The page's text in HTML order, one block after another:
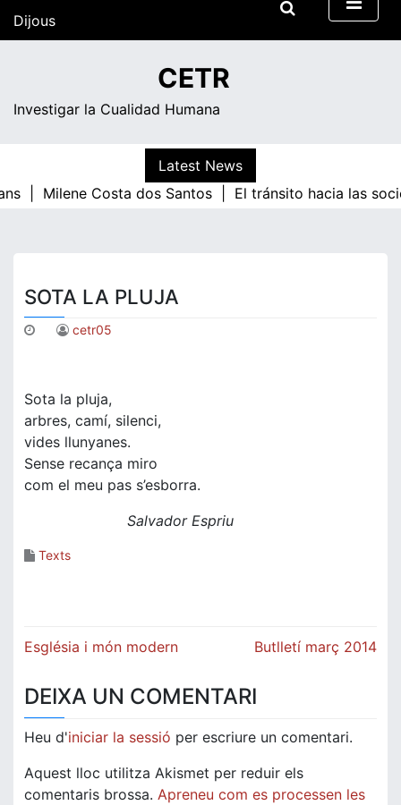
Dijous
CETR
Investigar la Cualidad Humana
Latest News
|
Milene Costa dos Santos | El tránsito hacia las
SOTA LA PLUJA
cetr05
Sota la pluja,
arbres, camí, silenci,
vides llunyanes.
Sense recança miro
com el meu pas s’esborra.
Salvador Espriu
Texts
Navegació
Església i món modern Butlletí març 2014
DEIXA UN COMENTARI
Heu d'iniciar la sessió per escriure un comentari.
Aquest lloc utilitza Akismet per reduir els
comentaris brossa. Apreneu com es processen les